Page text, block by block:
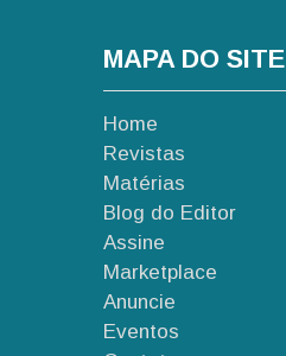
MAPA DO SITE
Home
Revistas
Matérias
Blog do Editor
Assine
Marketplace
Anuncie
Eventos